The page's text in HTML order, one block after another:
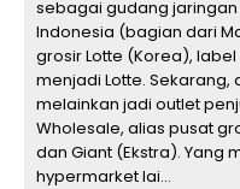
sebagai gudang jaringan
Indonesia (bagian dari
grosir Lotte (Korea),
menjadi Lotte. Sekarang,
melainkan jadi outlet
Wholesale, alias pusat
dan Giant (Ekstra). Yang
hypermarket lai...